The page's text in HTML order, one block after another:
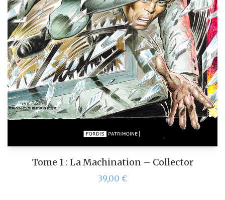
Tome 1 : La Machination – Collector
39,00 €